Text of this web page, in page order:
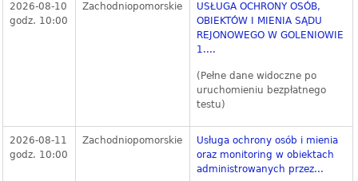
2026-08-10
godz. 10:00
Zachodniopomorskie
USŁUGA OCHRONY OSÓB,
OBIEKTÓW I MIENIA SĄDU
REJONOWEGO W GOLENIOWIE
1....
(Pełne dane widoczne po
uruchomieniu bezpłatnego
testu)
2026-08-11
godz. 10:00
Zachodniopomorskie
Usługa ochrony osób i mienia
oraz monitoring w obiektach
administrowanych przez...